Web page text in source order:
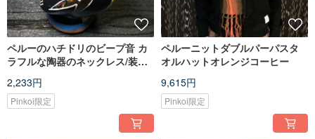
ペルーのハチドリのビープ音 カ
ラフルな陶器のネックレス/装飾-
2,233円
Pinkoi限定
ペルーニットダブルパーパスタ
オルハットオレンジコーヒー
9,615円
Pinkoi限定